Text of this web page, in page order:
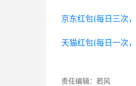
京东红包(每日三次
天猫红包(每日一次
责任编辑：若风